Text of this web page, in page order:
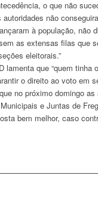
o que não
autoridades não
à população, não
as extensas filas que
eleitorais.”
lamenta que “quem tinha
o direito ao voto em
no próximo domingo as
e Juntas de
bem melhor, caso